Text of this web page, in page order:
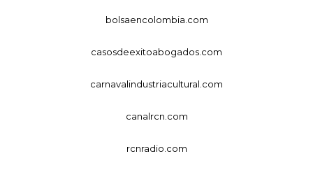
bolsaencolombia.com
casosdeexitoabogados.com
carnavalindustriacultural.com
canalrcn.com
rcnradio.com